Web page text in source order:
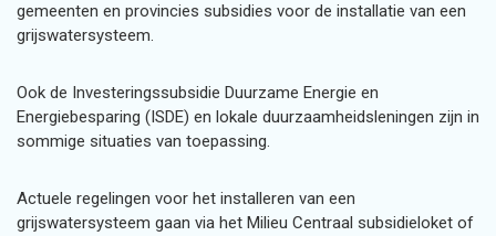
gemeenten en provincies subsidies voor de installatie van een
grijswatersysteem.
Ook de Investeringssubsidie Duurzame Energie en
Energiebesparing (ISDE) en lokale duurzaamheidsleningen zijn in
sommige situaties van toepassing.
Actuele regelingen voor het installeren van een
grijswatersysteem gaan via het Milieu Centraal subsidieloket of